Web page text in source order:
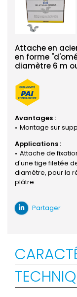
Attache en
en forme
diamètre 6 m
Avantages :
Montage sur
Applications :
Attache de
d'une tige filetée
diamètre, pour la
plâtre.
Partager